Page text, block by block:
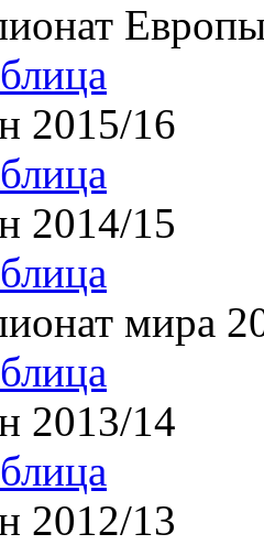
2015/16
2014/15
мира
2013/14
2012/13